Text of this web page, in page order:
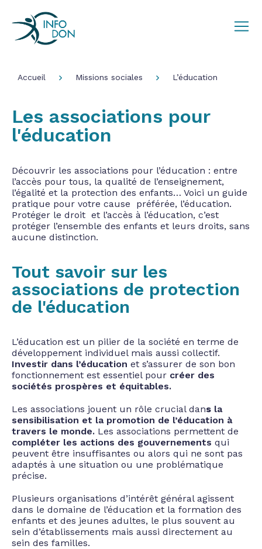
Accueil Missions sociales L’éducation
Les associations pour
l'éducation
Découvrir les associations pour l’éducation : entre
l’accès pour tous, la qualité de l’enseignement,
l’égalité et la protection des enfants… Voici un guide
pratique pour votre cause préférée, l’éducation.
Protéger le droit et l’accès à l’éducation, c’est
protéger l’ensemble des enfants et leurs droits, sans
aucune distinction.
Tout savoir sur les
associations de protection
de l'éducation
L’éducation est un pilier de la société en terme de
développement individuel mais aussi collectif.
Investir dans l’éducation et s’assurer de son bon
fonctionnement est essentiel pour créer des
sociétés prospères et équitables.
Les associations jouent un rôle crucial dans la
sensibilisation et la promotion de l’éducation à
travers le monde. Les associations permettent de
compléter les actions des gouvernements qui
peuvent être insuffisantes ou alors qui ne sont pas
adaptés à une situation ou une problématique
précise.
Plusieurs organisations d’intérêt général agissent
dans le domaine de l’éducation et la formation des
enfants et des jeunes adultes, le plus souvent au
sein d’établissements mais aussi directement au
sein des familles.